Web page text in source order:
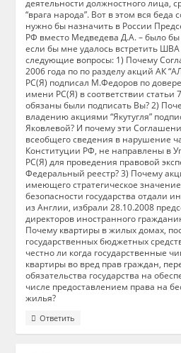
деятельности должностного лица,
“врага народа”. Вот в этом вся
нужно бы назначить в России
РФ вместо Медведева Д.А. – было
если бы мне удалось встретить
следующие вопросы: 1) Почему
2006 года по по разделу акций АК
РС(Я) подписал М.Федоров по
имени РС(Я) в соответствии статьи
обязаны были подписать Вы? 2)
владению акциями “Якутугля”
Яковлевой? И почему эти
всеобщего сведения в нарушение
Конституции РФ, не направлены в
РС(Я) для проведения правовой
Федеральный реестр? 3) Почему
имеющего стратегическое
безопасности государства отдали
из Англии, избрали 28.10.2008
директоров иностранного
Почему квартиры в жилых домах,
государственных бюджетных
честно ли когда государственные
квартиры во вред прав граждан,
обязательства государства на
числе предоставлением права на
жилья?
Ответить